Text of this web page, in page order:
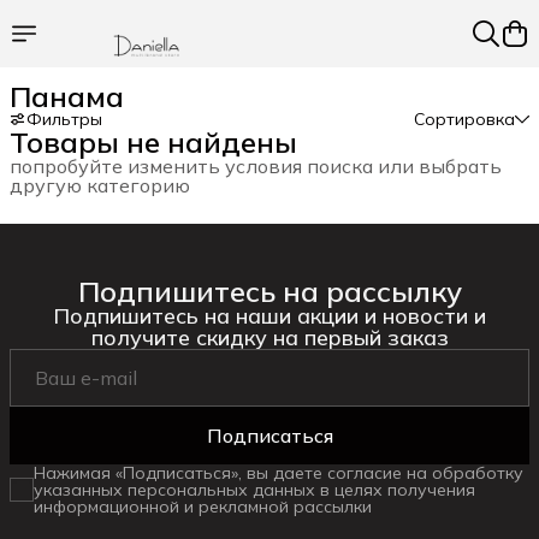
Панама
Фильтры Сортировка
Товары не найдены
попробуйте изменить условия поиска или выбрать
другую категорию
Подпишитесь на рассылку
Подпишитесь на наши акции и новости и
получите скидку на первый заказ
Подписаться
Нажимая «Подписаться», вы даете согласие на обработку
указанных персональных данных в целях получения
информационной и рекламной рассылки